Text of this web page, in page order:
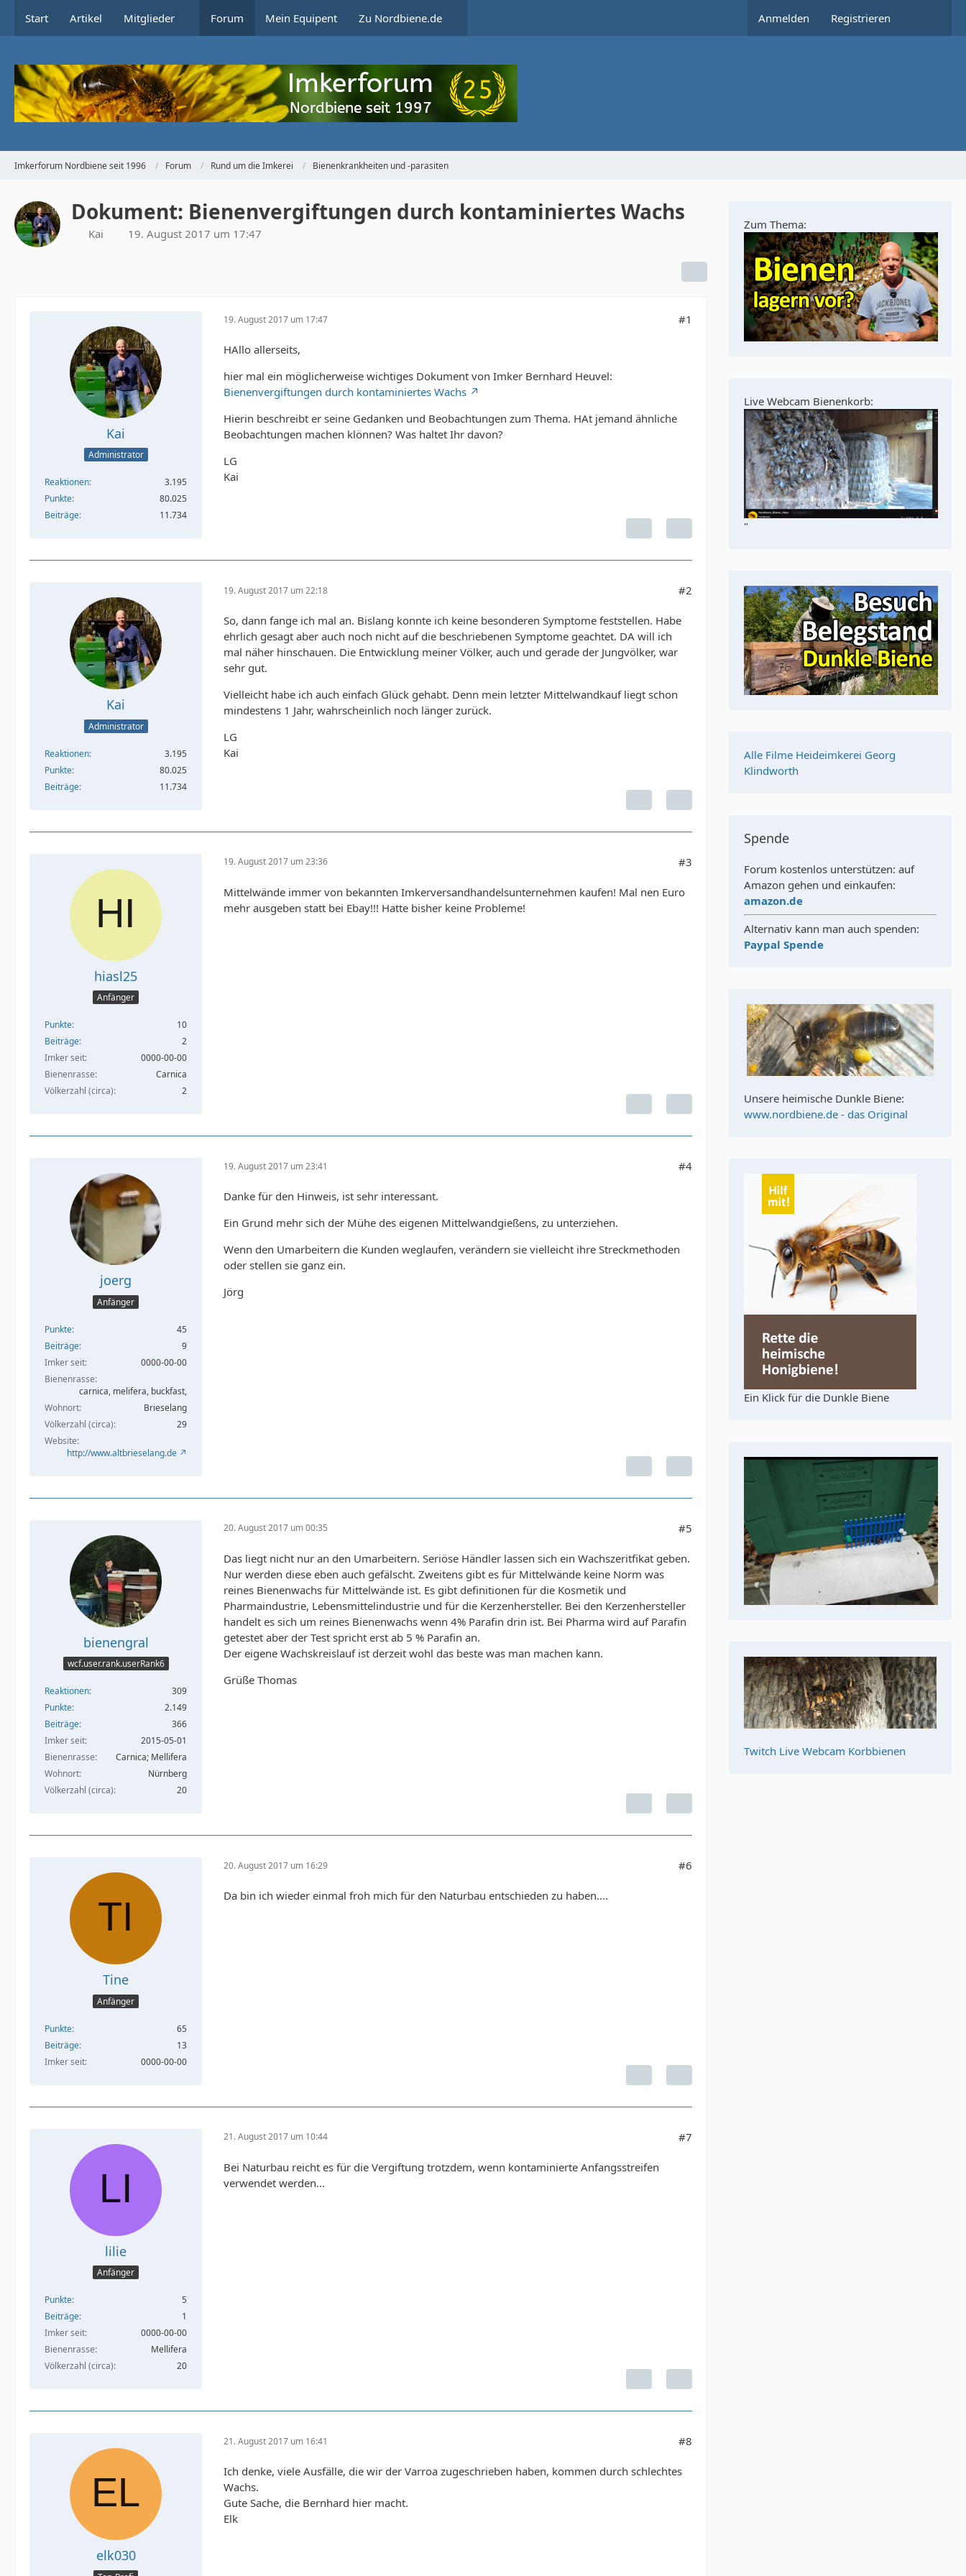
Start Artikel Mitglieder Forum Mein Equipent Zu Nordbiene.de Anmelden Registrieren
Imkerforum Nordbiene seit 1996 Forum Rund um die Imkerei Bienenkrankheiten und -parasiten
Dokument: Bienenvergiftungen durch kontaminiertes Wachs
Kai 19. August 2017 um 17:47
Kai
Administrator
Reaktionen
3.195
Punkte
80.025
Beiträge
11.734
19. August 2017 um 17:47 #1
HAllo allerseits,
hier mal ein möglicherweise wichtiges Dokument von Imker Bernhard Heuvel:
Bienenvergiftungen durch kontaminiertes Wachs
Hierin beschreibt er seine Gedanken und Beobachtungen zum Thema. HAt jemand ähnliche
Beobachtungen machen klönnen? Was haltet Ihr davon?
LG
Kai
Kai
Administrator
Reaktionen
3.195
Punkte
80.025
Beiträge
11.734
19. August 2017 um 22:18 #2
So, dann fange ich mal an. Bislang konnte ich keine besonderen Symptome feststellen. Habe
ehrlich gesagt aber auch noch nicht auf die beschriebenen Symptome geachtet. DA will ich
mal näher hinschauen. Die Entwicklung meiner Völker, auch und gerade der Jungvölker, war
sehr gut.
Vielleicht habe ich auch einfach Glück gehabt. Denn mein letzter Mittelwandkauf liegt schon
mindestens 1 Jahr, wahrscheinlich noch länger zurück.
LG
Kai
hiasl25
Anfänger
Punkte
10
Beiträge
2
Imker seit
0000-00-00
Bienenrasse
Carnica
Völkerzahl (circa)
2
19. August 2017 um 23:36 #3
Mittelwände immer von bekannten Imkerversandhandelsunternehmen kaufen! Mal nen Euro
mehr ausgeben statt bei Ebay!!! Hatte bisher keine Probleme!
joerg
Anfänger
Punkte
45
Beiträge
9
Imker seit
0000-00-00
Bienenrasse
carnica, melifera, buckfast,
Wohnort
Brieselang
Völkerzahl (circa)
29
Website
http://www.altbrieselang.de
19. August 2017 um 23:41 #4
Danke für den Hinweis, ist sehr interessant.
Ein Grund mehr sich der Mühe des eigenen Mittelwandgießens, zu unterziehen.
Wenn den Umarbeitern die Kunden weglaufen, verändern sie vielleicht ihre Streckmethoden
oder stellen sie ganz ein.
Jörg
bienengral
wcf.user.rank.userRank6
Reaktionen
309
Punkte
2.149
Beiträge
366
Imker seit
2015-05-01
Bienenrasse
Carnica; Mellifera
Wohnort
Nürnberg
Völkerzahl (circa)
20
20. August 2017 um 00:35 #5
Das liegt nicht nur an den Umarbeitern. Seriöse Händler lassen sich ein Wachszeritfikat geben.
Nur werden diese eben auch gefälscht. Zweitens gibt es für Mittelwände keine Norm was
reines Bienenwachs für Mittelwände ist. Es gibt definitionen für die Kosmetik und
Pharmaindustrie, Lebensmittelindustrie und für die Kerzenhersteller. Bei den Kerzenhersteller
handelt es sich um reines Bienenwachs wenn 4% Parafin drin ist. Bei Pharma wird auf Parafin
getestet aber der Test spricht erst ab 5 % Parafin an.
Der eigene Wachskreislauf ist derzeit wohl das beste was man machen kann.
Grüße Thomas
Tine
Anfänger
Punkte
65
Beiträge
13
Imker seit
0000-00-00
20. August 2017 um 16:29 #6
Da bin ich wieder einmal froh mich für den Naturbau entschieden zu haben....
lilie
Anfänger
Punkte
5
Beiträge
1
Imker seit
0000-00-00
Bienenrasse
Mellifera
Völkerzahl (circa)
20
21. August 2017 um 10:44 #7
Bei Naturbau reicht es für die Vergiftung trotzdem, wenn kontaminierte Anfangsstreifen
verwendet werden...
elk030
21. August 2017 um 16:41 #8
Ich denke, viele Ausfälle, die wir der Varroa zugeschrieben haben, kommen durch schlechtes
Wachs.
Gute Sache, die Bernhard hier macht.
Elk
Zum Thema:
Live Webcam Bienenkorb:
"
Alle Filme Heideimkerei Georg
Klindworth
Spende
Forum kostenlos unterstützen: auf
Amazon gehen und einkaufen:
amazon.de
Alternativ kann man auch spenden:
Paypal Spende
Unsere heimische Dunkle Biene:
www.nordbiene.de - das Original
Ein Klick für die Dunkle Biene
Twitch Live Webcam Korbbienen